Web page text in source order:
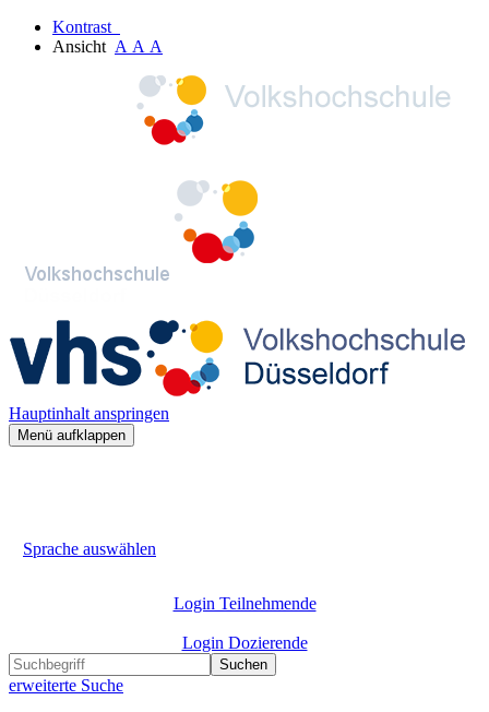
Kontrast
Ansicht A A A
Hauptinhalt anspringen
Menü aufklappen
Sprache auswählen
Login Teilnehmende
Login Dozierende
Suchen
erweiterte Suche